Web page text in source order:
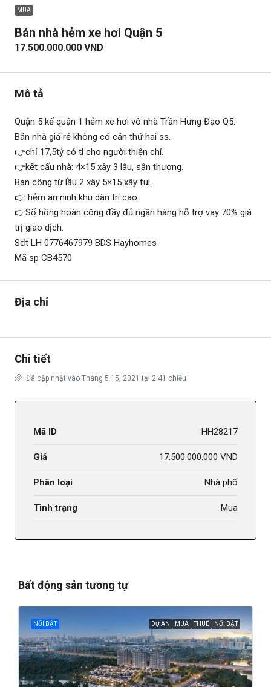
MUA
Bán nhà hẻm xe hơi Quận 5
17.500.000.000 VND
Mô tả
Quận 5 kế quận 1 hẻm xe hơi vô nhà Trần Hưng Đạo Q5.
Bán nhà giá rẻ không có căn thứ hai ss.
👉chỉ 17,5tỷ có tl cho người thiện chí.
👉kết cấu nhà: 4×15 xây 3 lâu, sân thượng.
Ban công từ lầu 2 xây 5×15 xây ful.
👉 hẻm an ninh khu dân trí cao.
👉Sổ hồng hoàn công đầy đủ ngân hàng hỗ trợ vay 70% giá
trị giao dịch.
Sđt LH 0776467979 BDS Hayhomes
Mã sp CB4570
Địa chỉ
Chi tiết
Đã cập nhật vào Tháng 5 15, 2021 tại 2:41 chiều
Mã ID HH28217
Giá 17.500.000.000 VND
Phân loại Nhà phố
Tình trạng Mua
Bất động sản tương tự
NỔI BẬT DỰ ÁN MUA THUÊ NỔI BẬT